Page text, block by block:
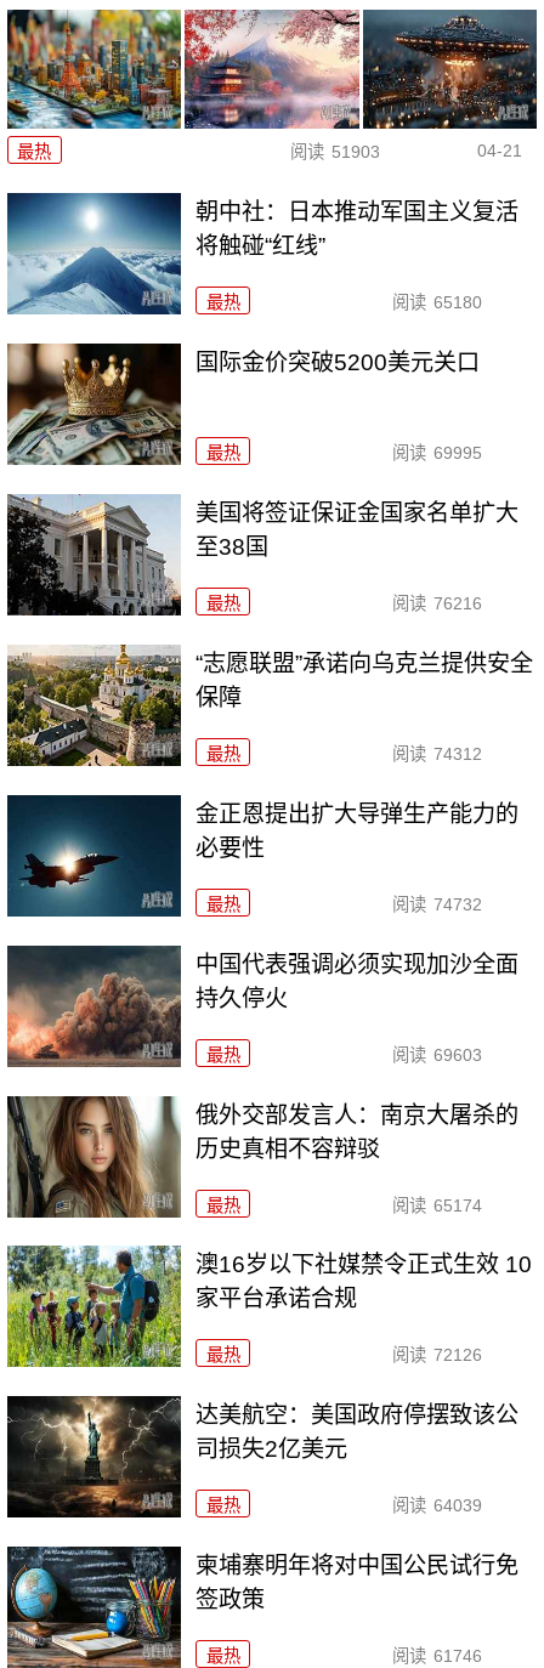
最热 阅读 51903 04-21
朝中社：日本推动军国主义复活
将触碰“红线”
最热 阅读 65180
国际金价突破5200美元关口
最热 阅读 69995
美国将签证保证金国家名单扩大
至38国
最热 阅读 76216
“志愿联盟”承诺向乌克兰提供安全
保障
最热 阅读 74312
金正恩提出扩大导弹生产能力的
必要性
最热 阅读 74732
中国代表强调必须实现加沙全面
持久停火
最热 阅读 69603
俄外交部发言人：南京大屠杀的
历史真相不容辩驳
最热 阅读 65174
澳16岁以下社媒禁令正式生效 10
家平台承诺合规
最热 阅读 72126
达美航空：美国政府停摆致该公
司损失2亿美元
最热 阅读 64039
柬埔寨明年将对中国公民试行免
签政策
最热 阅读 61746